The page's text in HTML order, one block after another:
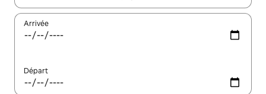
Arrivée
Départ